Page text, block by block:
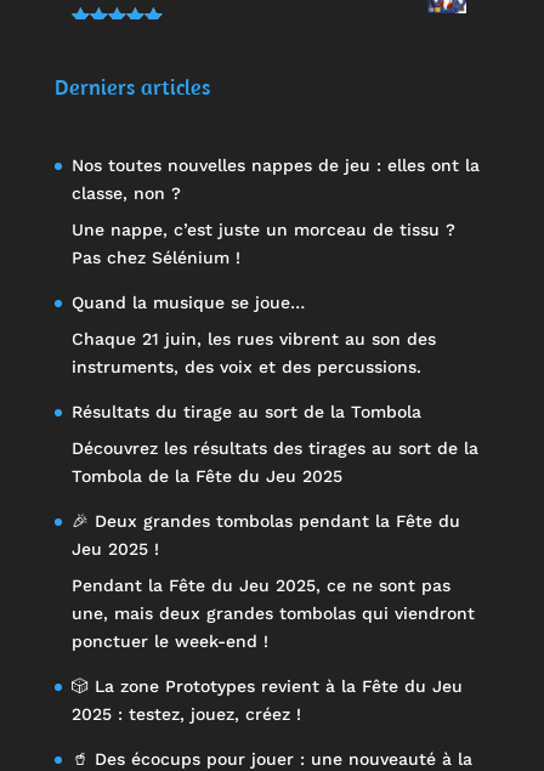
sur 5
Derniers articles
Nos toutes nouvelles nappes de jeu : elles ont la
classe, non ?
Une nappe, c’est juste un morceau de tissu ?
Pas chez Sélénium !
Quand la musique se joue…
Chaque 21 juin, les rues vibrent au son des
instruments, des voix et des percussions.
Résultats du tirage au sort de la Tombola
Découvrez les résultats des tirages au sort de la
Tombola de la Fête du Jeu 2025
🎉 Deux grandes tombolas pendant la Fête du
Jeu 2025 !
Pendant la Fête du Jeu 2025, ce ne sont pas
une, mais deux grandes tombolas qui viendront
ponctuer le week-end !
🎲 La zone Prototypes revient à la Fête du Jeu
2025 : testez, jouez, créez !
🥤 Des écocups pour jouer : une nouveauté à la